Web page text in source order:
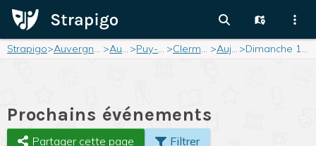
Strapigo> Auvergne-Rhône-Alpes > Auvergne > Puy-de-Dôme > Clermont-Ferrand > Aujourd'hui > Dimanche 14 décembre 2025
Prochains événements
Partager cette page Filtrer